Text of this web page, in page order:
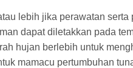
lebih jika perawatan
dapat diletakkan pada
hujan berlebih untuk
mamacu pertumbuhan